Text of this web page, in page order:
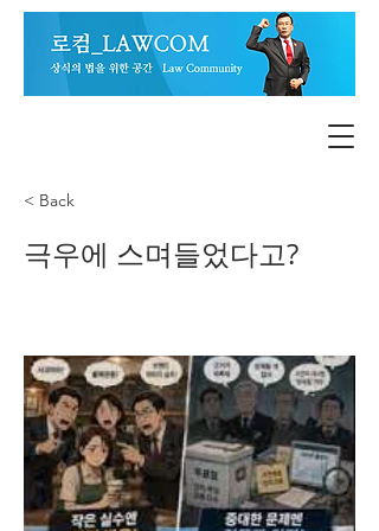
< Back
극우에 스며들었다고?